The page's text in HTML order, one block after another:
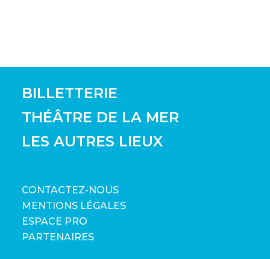
BILLETTERIE
THÉÂTRE DE LA MER
LES AUTRES LIEUX
CONTACTEZ-NOUS
MENTIONS LÉGALES
ESPACE PRO
PARTENAIRES